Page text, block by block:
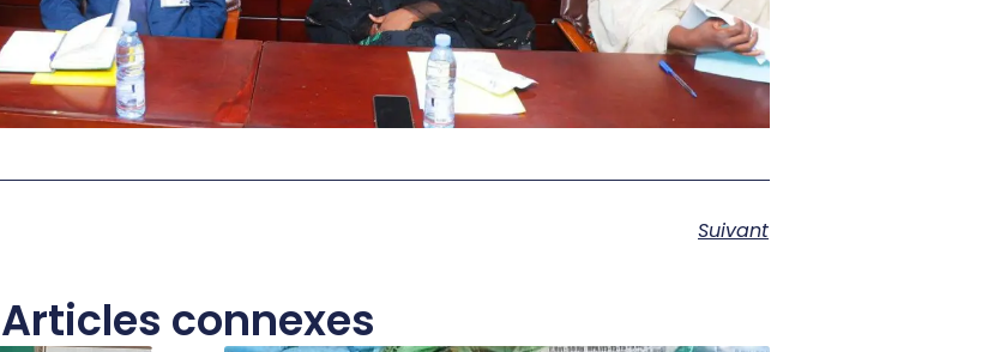
Suivant
Articles connexes